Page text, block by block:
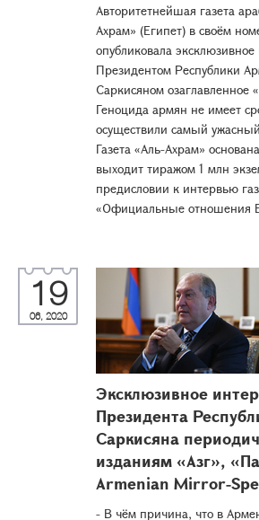
Авторитетнейшая газета
Ахрам» (Египет) в своём
опубликовала
Президентом Республики
Саркисяном озаглавленное
Геноцида армян не имеет
осуществили самый
Газета «Аль-Ахрам»
выходит тиражом 1 млн
предисловии к интервью
«Официальные отношения
19
06, 2020
Эксклюзивное
Президента
Саркисяна
изданиям «Азг»,
Armenian Mirror-
- В чём причина, что в